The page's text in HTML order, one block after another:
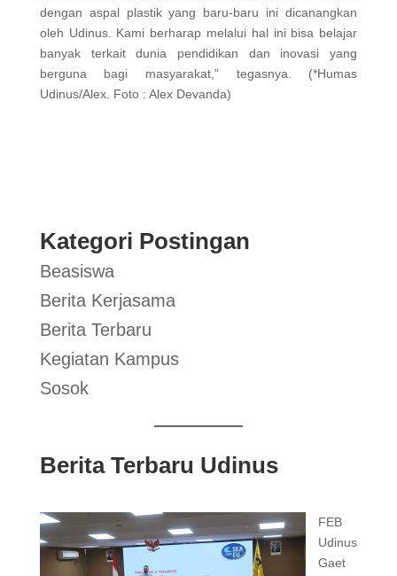
dengan aspal plastik yang baru-baru ini dicanangkan
oleh Udinus. Kami berharap melalui hal ini bisa belajar
banyak terkait dunia pendidikan dan inovasi yang
berguna bagi masyarakat,” tegasnya. (*Humas
Udinus/Alex. Foto : Alex Devanda)
Kategori Postingan
Beasiswa
Berita Kerjasama
Berita Terbaru
Kegiatan Kampus
Sosok
Berita Terbaru Udinus
FEB
Udinus
Gaet